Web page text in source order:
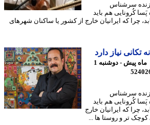
سرشناس
هم باید
که ایرانیان خارج از کشور یا ساکنان شهرهای
نیاز دارد
77 ماه پیش - دوشنبه 1
سرشناس
هم باید
که ایرانیان خارج
تر و روستا ها ...